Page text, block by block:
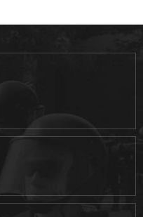
Schutz in den Missionen